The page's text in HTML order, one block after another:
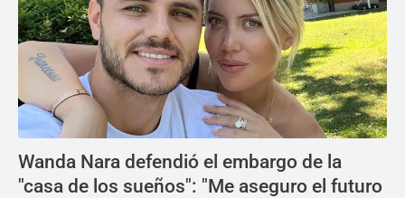
Wanda Nara defendió el embargo de la
"casa de los sueños": "Me aseguro el futuro